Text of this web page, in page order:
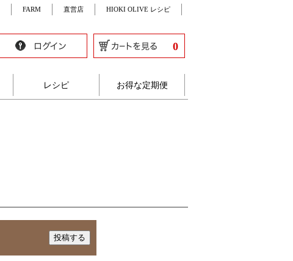
FARM 直営店 HIOKI OLIVE レシピ
0
レシピ お得な定期便